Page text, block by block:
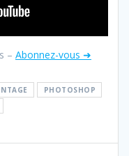
– Abonnez-vous ➜
PHOTOSHOP